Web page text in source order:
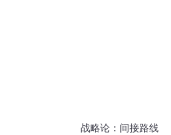
战略论：间接路线